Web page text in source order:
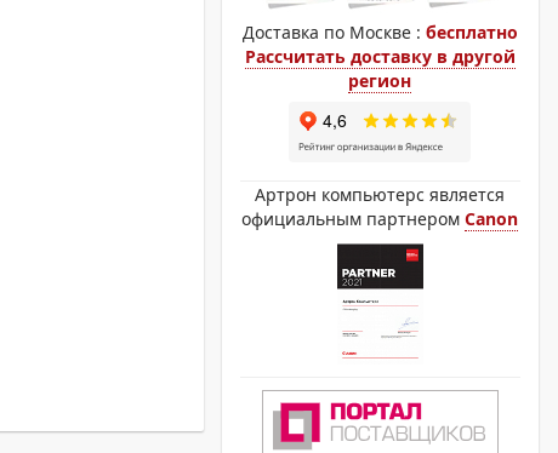
Доставка по Москве : бесплатно
Рассчитать доставку в другой
регион
Артрон компьютерс является
официальным партнеромCanon